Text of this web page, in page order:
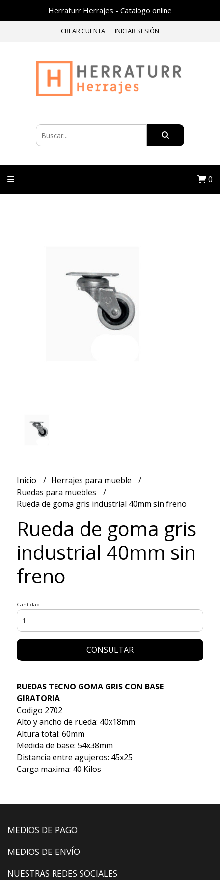
Herraturr Herrajes - Catalogo online
CREAR CUENTA INICIAR SESIÓN
0
Inicio
Herrajes para mueble
Ruedas para muebles
Rueda de goma gris industrial 40mm sin freno
Rueda de goma gris
industrial 40mm sin
freno
Cantidad
CONSULTAR
RUEDAS TECNO GOMA GRIS CON BASE
GIRATORIA
Codigo 2702
Alto y ancho de rueda: 40x18mm
Altura total: 60mm
Medida de base: 54x38mm
Distancia entre agujeros: 45x25
Carga maxima: 40 Kilos
MEDIOS DE PAGO
MEDIOS DE ENVÍO
NUESTRAS REDES SOCIALES